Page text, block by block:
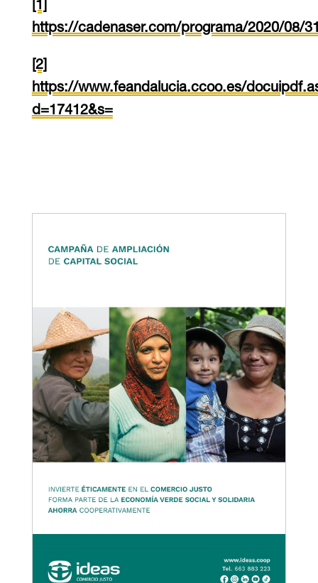
[1]
https://cadenaser.com/programa/2020/08/
[2]
https://www.feandalucia.ccoo.es/
d=17412&s=